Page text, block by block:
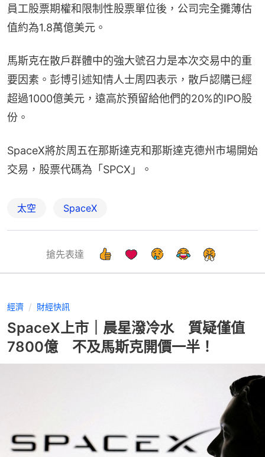
員工股票期權和限制性股票單位後，公司完全攤薄估
值約為1.8萬億美元。
馬斯克在散戶群體中的強大號召力是本次交易中的重
要因素。彭博引述知情人士周四表示，散戶認購已經
超過1000億美元，遠高於預留給他們的20%的IPO股
份。
SpaceX將於周五在那斯達克和那斯達克德州市場開始
交易，股票代碼為「SPCX」。
太空 SpaceX
搶先表達
經濟 財經快訊
SpaceX上市｜晨星潑冷水 質疑僅值
7800億 不及馬斯克開價一半！